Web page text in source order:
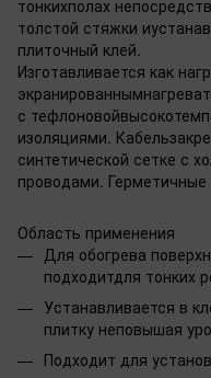
тонкихполах
толстой стяжки
плиточный клей.
Изготавливается как
с
изоляциями.
синтетической сетке с
проводами.
Область применения
Для обогрева
подходитдля тонких
Устанавливается в
плитку неповышая
Подходит для